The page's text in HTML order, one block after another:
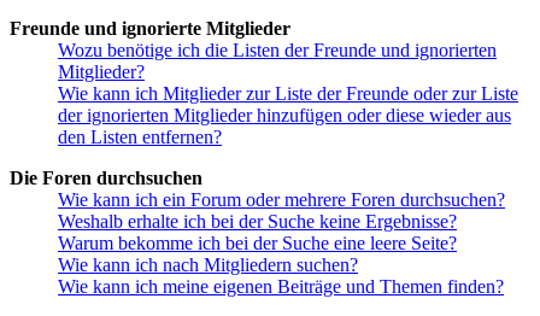
Freunde und ignorierte Mitglieder
Wozu benötige ich die Listen der Freunde und ignorierten
Mitglieder?
Wie kann ich Mitglieder zur Liste der Freunde oder zur Liste
der ignorierten Mitglieder hinzufügen oder diese wieder aus
den Listen entfernen?
Die Foren durchsuchen
Wie kann ich ein Forum oder mehrere Foren durchsuchen?
Weshalb erhalte ich bei der Suche keine Ergebnisse?
Warum bekomme ich bei der Suche eine leere Seite?
Wie kann ich nach Mitgliedern suchen?
Wie kann ich meine eigenen Beiträge und Themen finden?